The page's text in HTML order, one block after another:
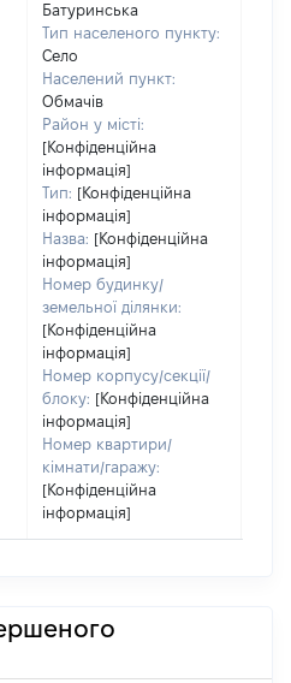
Батуринська
Тип населеного пункту:
Село
Населений пункт:
Обмачів
Район у місті:
[Конфіденційна
інформація]
Тип: [Конфіденційна
інформація]
Назва: [Конфіденційна
інформація]
Номер будинку/
земельної ділянки:
[Конфіденційна
інформація]
Номер корпусу/секції/
блоку: [Конфіденційна
інформація]
Номер квартири/
кімнати/гаражу:
[Конфіденційна
інформація]